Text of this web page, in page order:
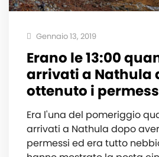
Gennaio 13, 2019
Erano le 13:00
arrivati a Nathula
ottenuto i
Era l'una del pomeriggio
arrivati a Nathula dopo
permessi ed era tutto